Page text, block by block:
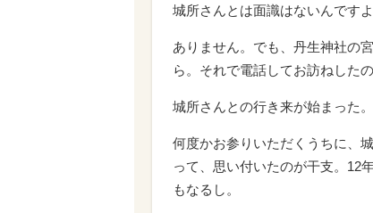
城所さんとは面識はないんですよ
ありません。でも、丹生神社の
ら。それで電話してお訪ねした
城所さんとの行き来が始まった。
何度かお参りいただくうちに、
って、思い付いたのが干支。12
もなるし。